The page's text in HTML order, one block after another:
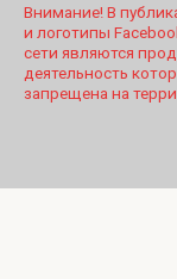
Внимание! В
и логотипы
сети являются
деятельность
запрещена на